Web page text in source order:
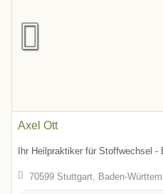
Axel Ott
Ihr Heilpraktiker für Stoffwechsel
70599 Stuttgart, Baden-